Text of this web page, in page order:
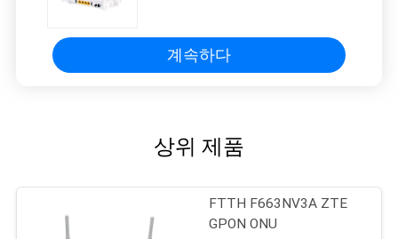
계속하다
상위 제품
FTTH F663NV3A ZTE
GPON ONU